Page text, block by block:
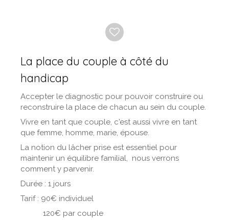
La place du couple à côté du
handicap
Accepter le diagnostic pour pouvoir construire ou
reconstruire la place de chacun au sein du couple.
Vivre en tant que couple, c'est aussi vivre en tant
que femme, homme, marie, épouse.
La notion du lâcher prise est essentiel pour
maintenir un équilibre familial, nous verrons
comment y parvenir.
Durée : 1 jours
Tarif : 90€ individuel
120€ par couple